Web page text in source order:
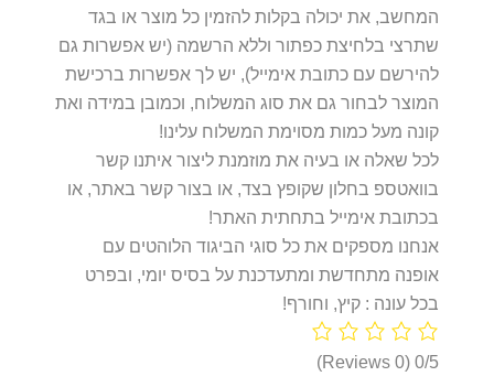
המחשב, את יכולה בקלות להזמין כל מוצר או בגד
שתרצי בלחיצת כפתור וללא הרשמה (יש אפשרות גם
להירשם עם כתובת אימייל), יש לך אפשרות ברכישת
המוצר לבחור גם את סוג המשלוח, וכמובן במידה ואת
קונה מעל כמות מסוימת המשלוח עלינו!
לכל שאלה או בעיה את מוזמנת ליצור איתנו קשר
בוואטספ בחלון שקופץ בצד, או בצור קשר באתר, או
בכתובת אימייל בתחתית האתר!
אנחנו מספקים את כל סוגי הביגוד הלוהטים עם
אופנה מתחדשת ומתעדכנת על בסיס יומי, ובפרט
בכל עונה : קיץ, וחורף!
0/5
(0 Reviews)